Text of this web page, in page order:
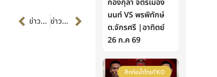
Prevข่าวก่อนหน้า ข่าวต่อไป Next
นนท์ VS พรพิทักษ์
ต.จักรศรี |อาทิตย์
26 ก.ค 69
ศึกท่อน้ำไทยTKO